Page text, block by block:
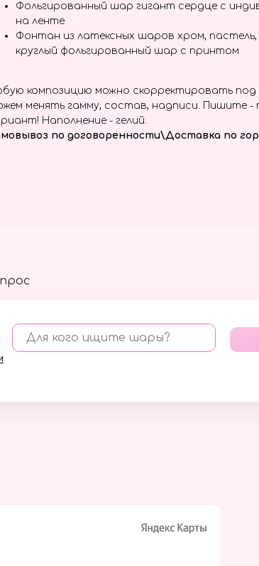
Фольгированный шар гигант сердце с
на ленте
Фонтан из латексных шаров хром,
круглый фольгированный шар с принтом
композицию можно скорректировать
менять гамму, состав, надписи. Пишите -
Наполнение - гелий.
по договоренности\Доставка по
Для кого ищите шары?